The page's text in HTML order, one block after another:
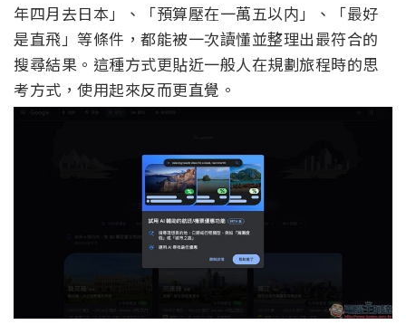
年四月去日本」、「預算壓在一萬五以内」、「最好
是直飛」等條件，都能被一次讀懂並整理出最符合的
搜尋結果。這種方式更貼近一般人在規劃旅程時的思
考方式，使用起來反而更直覺。